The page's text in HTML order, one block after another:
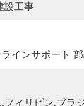
設工事
インサポート
ィリピン,ブラ